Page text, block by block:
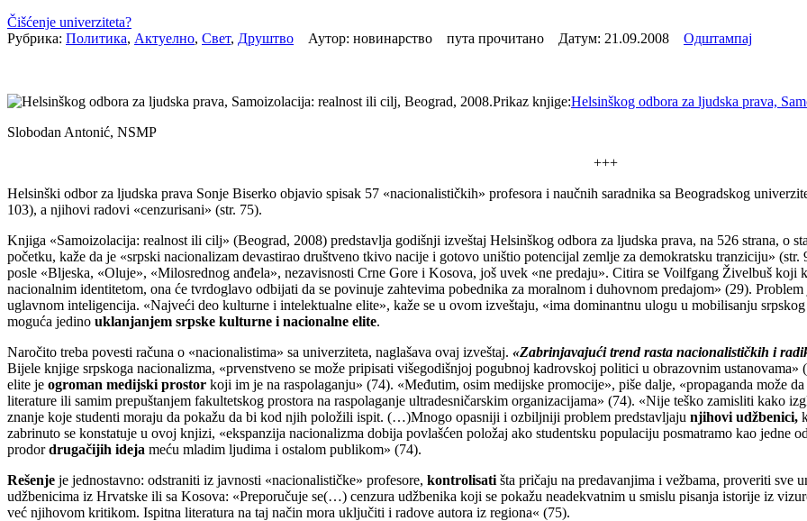
Čišćenje univerziteta?
Рубрика: Политика, Актуелно, Свет, Друштво Аутор: новинарство пута прочитано Датум: 21.09.2008 Одштампај
Prikaz knjige:Helsinškog odbora za ljudska prava,
Slobodan Antonić, NSMP
+++
Helsinški odbor za ljudska prava Sonje Biserko objavio spisak 57 «nacionalističkih» profesora i naučnih saradnika sa Beogradskog
103), a njihovi radovi «cenzurisani» (str. 75).
Knjiga «Samoizolacija: realnost ili cilj» (Beograd, 2008) predstavlja godišnji izveštaj Helsinškog odbora za ljudska prava, na 526 strana, o
početku, kaže da je «srpski nacionalizam devastirao društveno tkivo nacije i gotovo uništio potencijal zemlje za demokratsku tranziciju»
posle «Bljeska, «Oluje», «Milosrednog anđela», nezavisnosti Crne Gore i Kosova, još uvek «ne predaju». Citira se Voilfgang Živelbuš koji
nacionalnim identitetom, ona će tvrdoglavo odbijati da se povinuje zahtevima pobednika za moralnom i duhovnom predajom» (29).
uglavnom inteligencija. «Najveći deo kulturne i intelektualne elite», kaže se u ovom izveštaju, «ima dominantnu ulogu u mobilisanju
moguća jedino uklanjanjem srpske kulturne i nacionalne elite.
Naročito treba povesti računa o «nacionalistima» sa univerziteta, naglašava ovaj izveštaj. «Zabrinjavajući trend rasta nacionalističkih i
Bijele knjige srpskoga nacionalizma, «prvenstveno se može pripisati višegodišnjoj pogubnoj kadrovskoj politici u obrazovnim
elite je ogroman medijski prostor koji im je na raspolaganju» (74). «Međutim, osim medijske promocije», piše dalje, «propaganda može
literature ili samim prepuštanjem fakultetskog prostora na raspolaganje ultradesničarskim organizacijama» (74). «Nije teško zamisliti kako
znanje koje studenti moraju da pokažu da bi kod njih položili ispit. (…)Mnogo opasniji i ozbiljniji problem predstavljaju njihovi udžbenici,
zabrinuto se konstatuje u ovoj knjizi, «ekspanzija nacionalizma dobija povlašćen položaj ako studentsku populaciju posmatramo kao jedne
prodordrugačijih ideja meću mladim ljudima i ostalom publikom» (74).
Rešenje je jednostavno: odstraniti iz javnosti «nacionalističke» profesore, kontrolisati šta pričaju na predavanjima i vežbama, proveriti sve
udžbenicima iz Hrvatske ili sa Kosova: «Preporučuje se(…) cenzura udžbenika koji se pokažu neadekvatnim u smislu pisanja istorije iz
već njihovom kritikom. Ispitna literatura na taj način mora uključiti i radove autora iz regiona« (75).